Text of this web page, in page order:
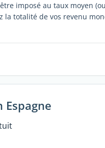
imposé au taux moyen
la totalité de vos revenu